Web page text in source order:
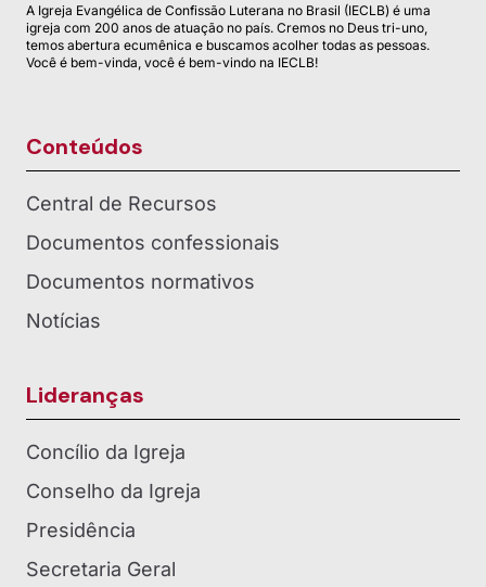
A Igreja Evangélica de Confissão Luterana no Brasil (IECLB) é uma
igreja com 200 anos de atuação no país. Cremos no Deus tri-uno,
temos abertura ecumênica e buscamos acolher todas as pessoas.
Você é bem-vinda, você é bem-vindo na IECLB!
Conteúdos
Central de Recursos
Documentos confessionais
Documentos normativos
Notícias
Lideranças
Concílio da Igreja
Conselho da Igreja
Presidência
Secretaria Geral